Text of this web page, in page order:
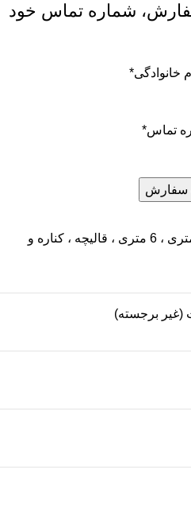
شماره تماس خود
خانوادگی*
تماس*
12 متری ، 9 متری ، 6 متری ، قالیچه ، کناره و